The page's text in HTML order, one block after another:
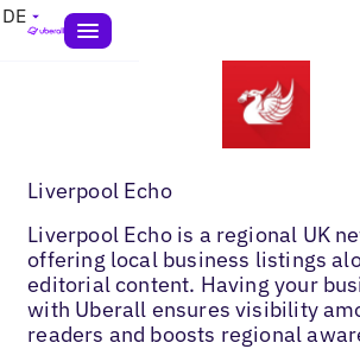
DE
Liverpool Echo
Liverpool Echo is a regional UK
offering local business listings
editorial content. Having your
with Uberall ensures visibility
readers and boosts regional